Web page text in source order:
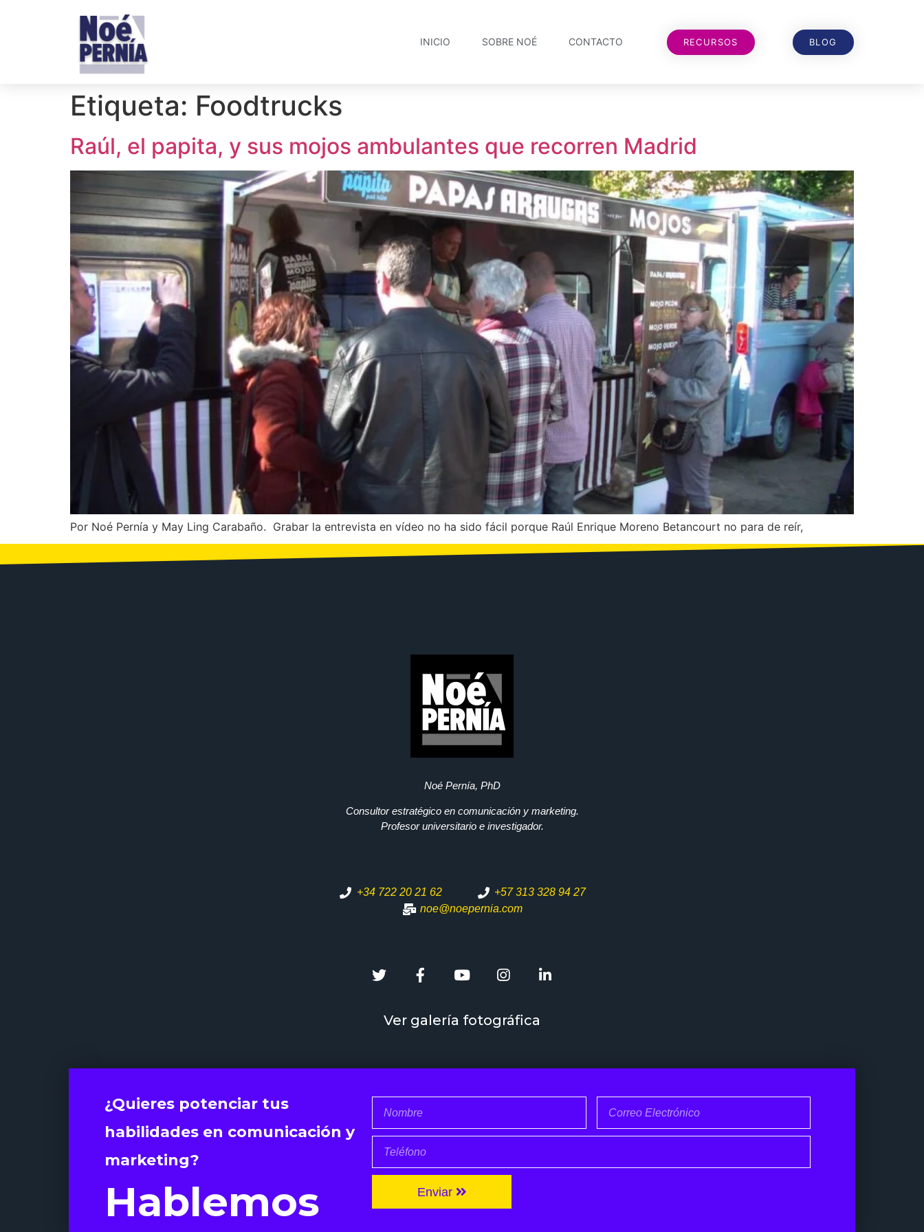
INICIO SOBRE NOÉ CONTACTO RECURSOS BLOG
Etiqueta: Foodtrucks
Raúl, el papita, y sus mojos ambulantes que recorren Madrid
Por Noé Pernía y May Ling Carabaño. Grabar la entrevista en vídeo no ha sido fácil porque Raúl Enrique Moreno Betancourt no para de reír,
Noé Pernía, PhD
Consultor estratégico en comunicación y marketing.
Profesor universitario e investigador.
+34 722 20 21 62
+57 313 328 94 27
noe@noepernia.com
Ver galería fotográfica
¿Quieres potenciar tus
habilidades en comunicación y
marketing?
Hablemos Enviar